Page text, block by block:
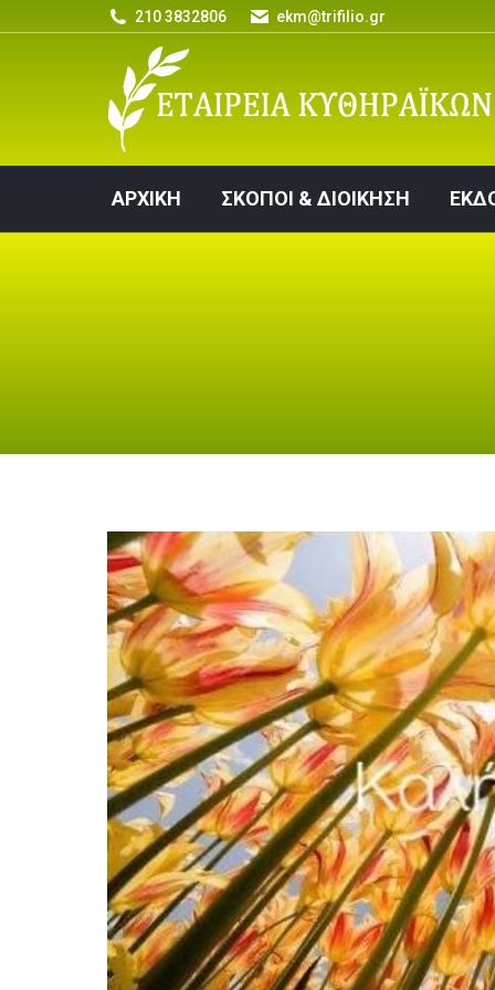
210 3832806 ekm@trifilio.gr
ΑΡΧΙΚΗ ΣΚΟΠΟΙ & ΔΙΟΙΚΗΣΗ
ΑΡΧΙΚΗ ΣΚΟΠΟΙ & ΔΙΟΙΚΗΣΗ